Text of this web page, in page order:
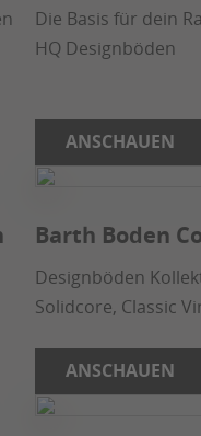
Die Basis für dein
HQ Designböden
ANSCHAUEN
Barth Boden
Designböden
Solidcore, Classic
ANSCHAUEN